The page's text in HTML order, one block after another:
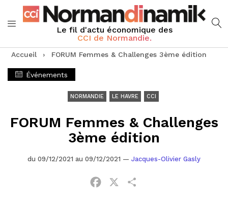
Le fil d'actu économique des
CCI de Normandie.
Accueil › FORUM Femmes & Challenges 3ème édition
Événements
NORMANDIE LE HAVRE CCI
FORUM Femmes & Challenges
3ème édition
du 09/12/2021 au 09/12/2021 — Jacques-Olivier Gasly
Facebook